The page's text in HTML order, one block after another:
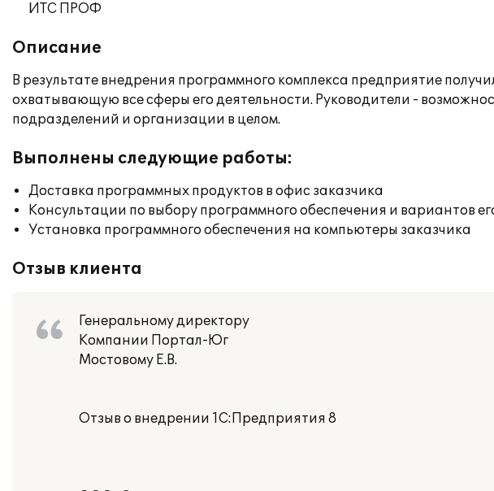
ИТС ПРОФ
Описание
В результате внедрения программного комплекса предприятие
охватывающую все сферы его деятельности. Руководители -
подразделений и организации в целом.
Выполнены следующие работы:
Доставка программных продуктов в офис заказчика
Консультации по выбору программного обеспечения и вариантов
Установка программного обеспечения на компьютеры заказчика
Отзыв клиента
Генеральному директору
Компании Портал-Юг
Мостовому Е.В.
Отзыв о внедрении 1С:Предприятия 8